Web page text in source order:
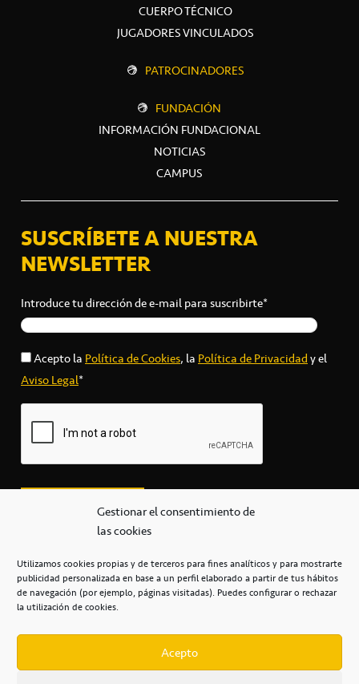
Gestionar el consentimiento de
las cookies
Utilizamos cookies propias y de terceros para fines analíticos y para mostrarte
publicidad personalizada en base a un perfil elaborado a partir de tus hábitos
de navegación (por ejemplo, páginas visitadas). Puedes configurar o rechazar
la utilización de cookies.
Acepto
CUERPO TÉCNICO
JUGADORES VINCULADOS
PATROCINADORES
FUNDACIÓN
INFORMACIÓN FUNDACIONAL
NOTICIAS
CAMPUS
SUSCRÍBETE A NUESTRA
NEWSLETTER
Introduce tu dirección de e-mail para suscribirte*
Acepto laPolítica de Cookies, laPolítica de Privacidady el
Aviso Legal*
secretaria@cbcanarias.es
+34 922 253 684
Casa del Deporte / 38108 – La Laguna